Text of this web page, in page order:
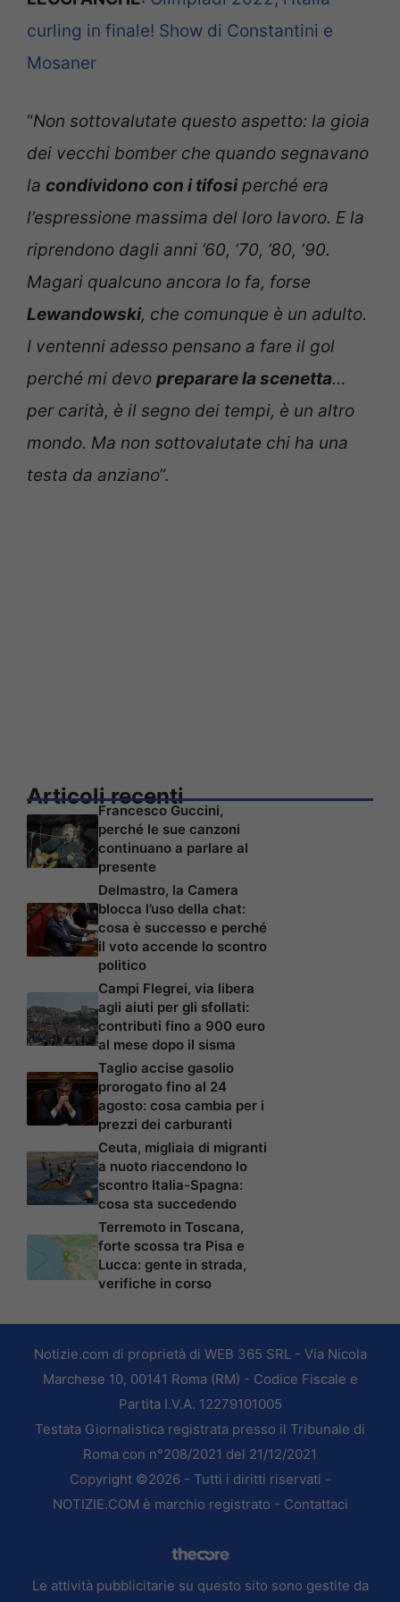
curling in finale! Show di Constantini e
Mosaner
“Non sottovalutate questo aspetto: la gioia
dei vecchi bomber che quando segnavano
la condividono con i tifosiperché era
l’espressione massima del loro lavoro. E la
riprendono dagli anni ’60, ’70, ’80, ’90.
Magari qualcuno ancora lo fa, forse
Lewandowski, che comunque è un adulto.
I ventenni adesso pensano a fare il gol
perché mi devo preparare la scenetta…
per carità, è il segno dei tempi, è un altro
mondo. Ma non sottovalutate chi ha una
testa da anziano”.
Articoli recenti
Francesco Guccini,
perché le sue canzoni
continuano a parlare al
presente
Delmastro, la Camera
blocca l’uso della chat:
cosa è successo e perché
il voto accende lo scontro
politico
Campi Flegrei, via libera
agli aiuti per gli sfollati:
contributi fino a 900 euro
al mese dopo il sisma
Taglio accise gasolio
prorogato fino al 24
agosto: cosa cambia per i
prezzi dei carburanti
Ceuta, migliaia di migranti
a nuoto riaccendono lo
scontro Italia-Spagna:
cosa sta succedendo
Terremoto in Toscana,
forte scossa tra Pisa e
Lucca: gente in strada,
verifiche in corso
Notizie.com di proprietà di WEB 365 SRL - Via Nicola
Marchese 10, 00141 Roma (RM) - Codice Fiscale e
Partita I.V.A. 12279101005
Testata Giornalistica registrata presso il Tribunale di
Roma con n°208/2021 del 21/12/2021
Copyright ©2026 - Tutti i diritti riservati -
NOTIZIE.COM è marchio registrato - Contattaci
Le attività pubblicitarie su questo sito sono gestite da